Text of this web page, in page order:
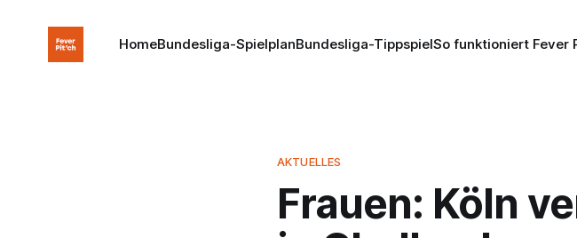
HomeBundesliga-SpielplanBundesliga-TippspielSo funktioniert Fever
AKTUELLES
Frauen: Köln